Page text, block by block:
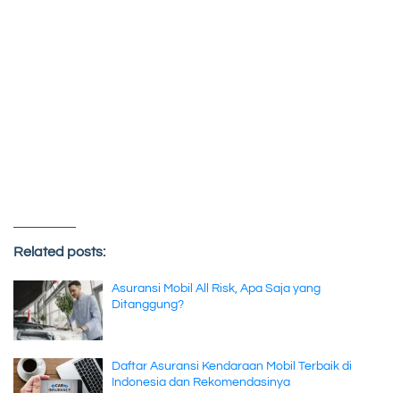
Related posts:
Asuransi Mobil All Risk, Apa Saja yang
Ditanggung?
Daftar Asuransi Kendaraan Mobil Terbaik di
Indonesia dan Rekomendasinya